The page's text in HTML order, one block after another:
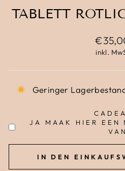
TABLETT
Preis
inkl.
Geringer
JA MAAK HIER EEN
IN DEN